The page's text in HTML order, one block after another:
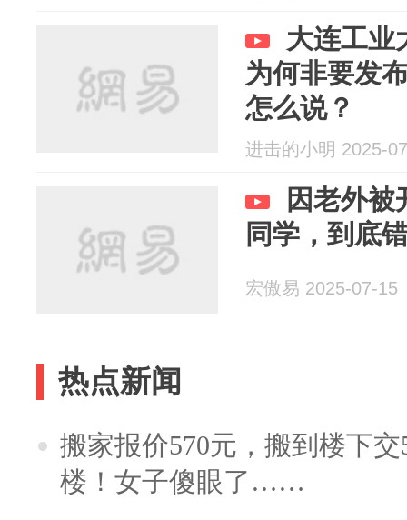
大连工业
为何非要发
怎么说？
进击的小明 2025-
因老外被
同学，到底
宏傲易 2025-07-15
热点新闻
搬家报价570元，搬到楼下
楼！女子傻眼了……